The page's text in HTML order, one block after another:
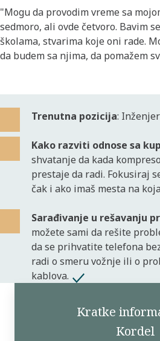
"Mogu da provodim vreme sa
sedmoro, ali ovde četvoro. Bavim
školama, stvarima koje oni rade.
da budem sa njima, da pomažem
Trenutna pozicija:
Kako razviti odnose sa
shvatanje da kada
prestaje da radi. Fokusiraj
čak i ako imaš mesta na
Sarađivanje u rešavanju
možete sami da rešite
da se prihvatite telefona
radi o smeru vožnje ili o
kablova.
Kratke
Kordel